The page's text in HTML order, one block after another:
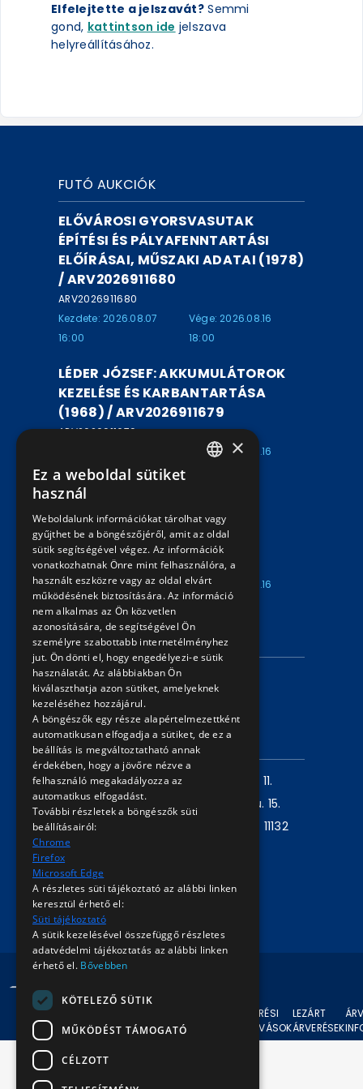
Elfelejtette a jelszavát? Semmi
gond, kattintson ide jelszava
helyreállításához.
FUTÓ AUKCIÓK
ELŐVÁROSI GYORSVASUTAK
ÉPÍTÉSI ÉS PÁLYAFENNTARTÁSI
ELŐÍRÁSAI, MŰSZAKI ADATAI (1978)
/ ARV2026911680
ARV2026911680
Kezdete: 2026.08.07
16:00
Vége: 2026.08.16
18:00
LÉDER JÓZSEF: AKKUMULÁTOROK
KEZELÉSE ÉS KARBANTARTÁSA
(1968) / ARV2026911679
ARV2026911679
16:00
Vége: 2026.08.16
JAVÍTÓÜZEMEK LÉTESÍTÉSE /
ARV2026911678
ARV2026911678
Kezdete: 2026.08.07
16:00
Vége: 2026.08.16
18:00
INFORMÁCIÓK
Adatvédelmi nyilatkozat
Árverési információk
ELÉRHETŐSÉG
Levelezési cím:1980 Budapest, Pf. 11.
Székhely:1072 Budapest, Akácfa u. 15.
Központ telefon:
+36 1 461 6500 / 11132
mellék
Írjon nekünk!
ÁRVERÉSEK
ÁRVERÉSI
FELHÍVÁSOK
LEZÁRT
ÁRVERÉSEK
×
Ez a weboldal sütiket
használ
Weboldalunk információkat tárolhat vagy
gyűjthet be a böngészőjéről, amit az oldal
sütik segítségével végez. Az információk
vonatkozhatnak Önre mint felhasználóra, a
használt eszközre vagy az oldal elvárt
működésének biztosítására. Az információ
nem alkalmas az Ön közvetlen
azonosítására, de segítségével Ön
személyre szabottabb internetélményhez
jut. Ön dönti el, hogy engedélyezi-e sütik
használatát. Az alábbiakban Ön
kiválaszthatja azon sütiket, amelyeknek
kezeléséhez hozzájárul.
A böngészők egy része alapértelmezettként
automatikusan elfogadja a sütiket, de ez a
beállítás is megváltoztatható annak
érdekében, hogy a jövőre nézve a
felhasználó megakadályozza az
automatikus elfogadást.
További részletek a böngészők süti
beállításairól:
Chrome
Firefox
Microsoft Edge
A részletes süti tájékoztató az alábbi linken
keresztül érhető el:
Süti tájékoztató
A sütik kezelésével összefüggő részletes
adatvédelmi tájékoztatás az alábbi linken
érhető el. Bővebben
KÖTELEZŐ SÜTIK
MŰKÖDÉST TÁMOGATÓ
CÉLZOTT